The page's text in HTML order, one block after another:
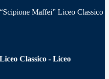
Maffei” Liceo Classico
Classico - Liceo